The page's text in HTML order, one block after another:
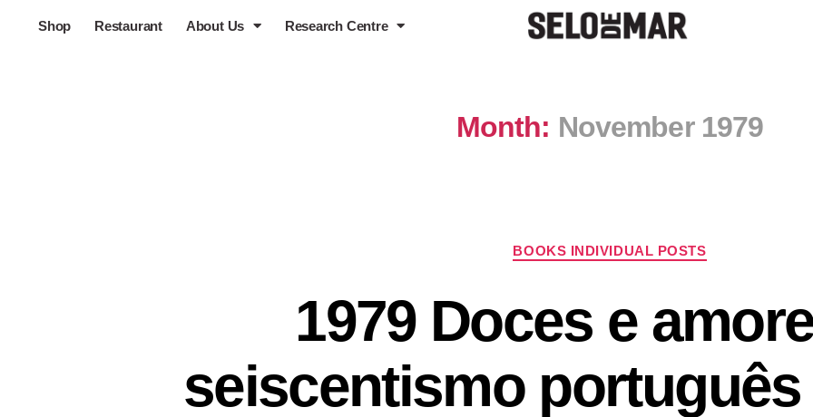
Shop Restaurant About Us Research Centre
Month: November 1979
BOOKS INDIVIDUAL POSTS
1979 Doces e
seiscentismo português